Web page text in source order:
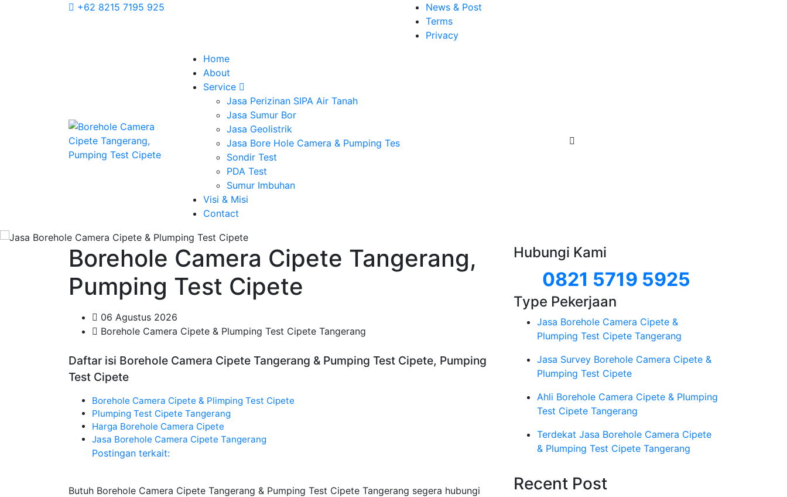
+62 8215 7195 925
News & Post
Terms
Privacy
Home
About
Service
Jasa Perizinan SIPA Air Tanah
Jasa Sumur Bor
Jasa Geolistrik
Jasa Bore Hole Camera & Pumping Tes
Sondir Test
PDA Test
Sumur Imbuhan
Visi & Misi
Contact
Borehole Camera Cipete Tangerang,
Pumping Test Cipete
06 Agustus 2026
Borehole Camera Cipete & Plumping Test Cipete Tangerang
Daftar isi Borehole Camera Cipete Tangerang & Pumping Test Cipete, Pumping
Test Cipete
Borehole Camera Cipete & Plimping Test Cipete
Plumping Test Cipete Tangerang
Harga Borehole Camera Cipete
Jasa Borehole Camera Cipete Tangerang
Postingan terkait:
Butuh Borehole Camera Cipete Tangerang & Pumping Test Cipete Tangerang segera hubungi
Hubungi Kami
0821 5719 5925
Type Pekerjaan
Jasa Borehole Camera Cipete &
Plumping Test Cipete Tangerang
Jasa Survey Borehole Camera Cipete &
Plumping Test Cipete
Ahli Borehole Camera Cipete & Plumping
Test Cipete Tangerang
Terdekat Jasa Borehole Camera Cipete
& Plumping Test Cipete Tangerang
Recent Post